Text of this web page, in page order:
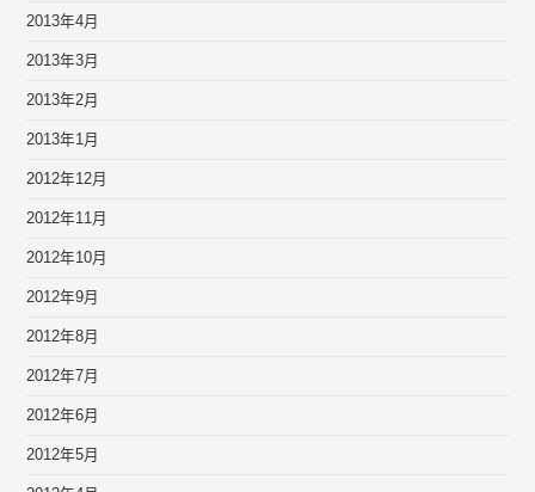
2013年4月
2013年3月
2013年2月
2013年1月
2012年12月
2012年11月
2012年10月
2012年9月
2012年8月
2012年7月
2012年6月
2012年5月